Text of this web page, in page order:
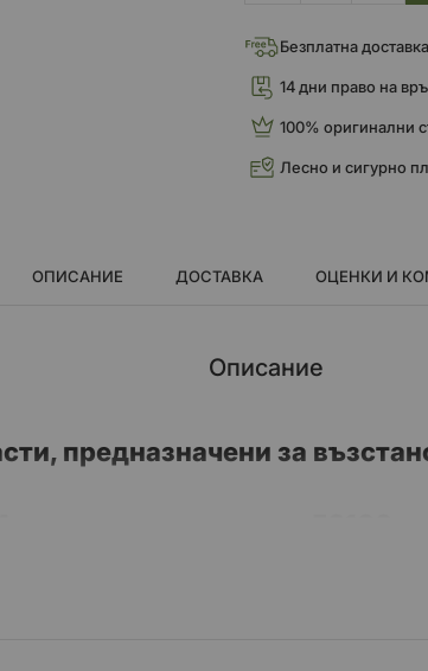
Безплатна
14 дни право на
100% оригинални
Лесно и сигурно
ОПИСАНИЕ ДОСТАВКА ОЦЕНКИ И
Описание
предназначени за
и удължен живот
щифтове, разделители и